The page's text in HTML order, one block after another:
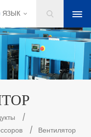
ЯЗЫК
/
/ Вентилятор